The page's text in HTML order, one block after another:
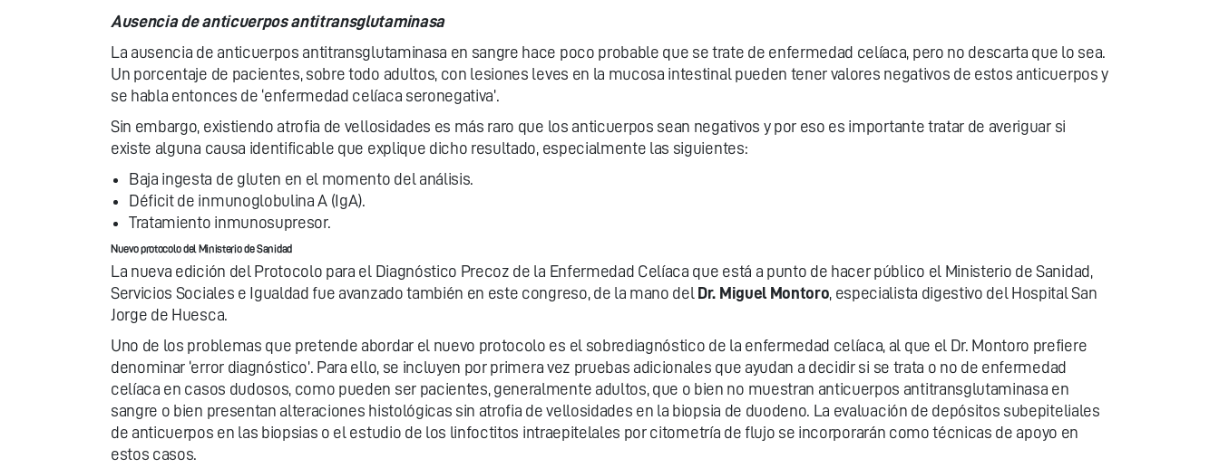
Ausencia de anticuerpos antitransglutaminasa
La ausencia de anticuerpos antitransglutaminasa en sangre hace poco probable que se trate de enfermedad celíaca, pero no descarta que lo sea.
Un porcentaje de pacientes, sobre todo adultos, con lesiones leves en la mucosa intestinal pueden tener valores negativos de estos anticuerpos y
se habla entonces de ‘enfermedad celíaca seronegativa’.
Sin embargo, existiendo atrofia de vellosidades es más raro que los anticuerpos sean negativos y por eso es importante tratar de averiguar si
existe alguna causa identificable que explique dicho resultado, especialmente las siguientes:
Baja ingesta de gluten en el momento del análisis.
Déficit de inmunoglobulina A (IgA).
Tratamiento inmunosupresor.
Nuevo protocolo del Ministerio de Sanidad
La nueva edición del Protocolo para el Diagnóstico Precoz de la Enfermedad Celíaca que está a punto de hacer público el Ministerio de Sanidad,
Servicios Sociales e Igualdad fue avanzado también en este congreso, de la mano del Dr. Miguel Montoro, especialista digestivo del Hospital San
Jorge de Huesca.
Uno de los problemas que pretende abordar el nuevo protocolo es el sobrediagnóstico de la enfermedad celíaca, al que el Dr. Montoro prefiere
denominar ‘error diagnóstico’. Para ello, se incluyen por primera vez pruebas adicionales que ayudan a decidir si se trata o no de enfermedad
celíaca en casos dudosos, como pueden ser pacientes, generalmente adultos, que o bien no muestran anticuerpos antitransglutaminasa en
sangre o bien presentan alteraciones histológicas sin atrofia de vellosidades en la biopsia de duodeno. La evaluación de depósitos subepiteliales
de anticuerpos en las biopsias o el estudio de los linfoctitos intraepitelales por citometría de flujo se incorporarán como técnicas de apoyo en
estos casos.